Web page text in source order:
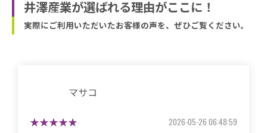
井澤産業が選ばれる理由がここに！
実際にご利用いただいたお客様の声を、ぜひご覧ください。
マサコ
2026-05-26 06:48:59